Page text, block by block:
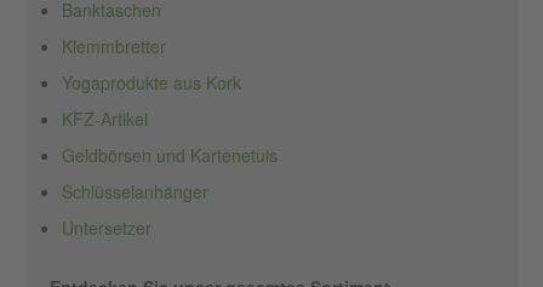
Banktaschen
Klemmbretter
Yogaprodukte aus Kork
KFZ-Artikel
Geldbörsen und Kartenetuis
Schlüsselanhänger
Untersetzer